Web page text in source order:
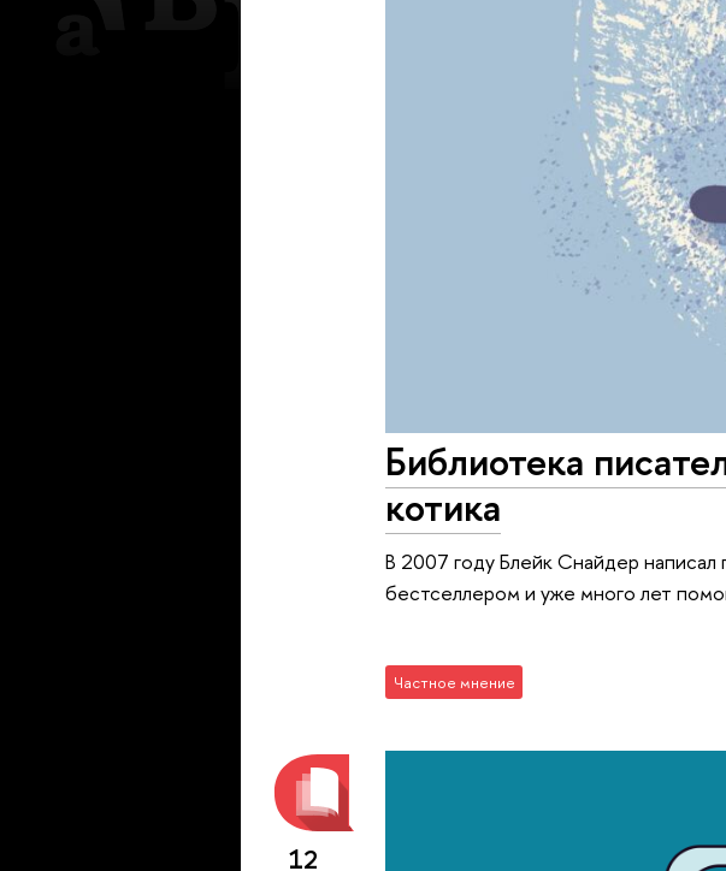
Библиотека
котика
В 2007 году Блейк Снайдер
бестселлером и уже много лет
Частное мнение
12